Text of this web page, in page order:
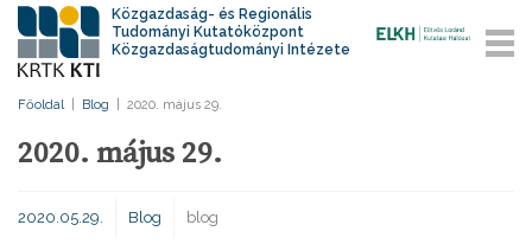
Közgazdaság- és Regionális
Tudományi Kutatóközpont
Közgazdaságtudományi Intézete
Főoldal Blog 2020. május 29.
2020. május 29.
2020.05.29. Blog blog